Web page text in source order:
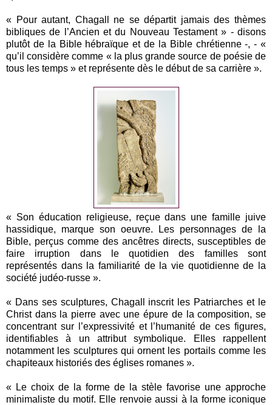
« Pour autant, Chagall ne se départit jamais des thèmes
bibliques de l’Ancien et du Nouveau Testament » - disons
plutôt de la Bible hébraïque et de la Bible chrétienne -, - «
qu’il considère comme « la plus grande source de poésie de
tous les temps » et représente dès le début de sa carrière ».
« Son éducation religieuse, reçue dans une famille juive
hassidique, marque son oeuvre. Les personnages de la
Bible, perçus comme des ancêtres directs, susceptibles de
faire irruption dans le quotidien des familles sont
représentés dans la familiarité de la vie quotidienne de la
société judéo-russe ».
« Dans ses sculptures, Chagall inscrit les Patriarches et le
Christ dans la pierre avec une épure de la composition, se
concentrant sur l’expressivité et l’humanité de ces figures,
identifiables à un attribut symbolique. Elles rappellent
notamment les sculptures qui ornent les portails comme les
chapiteaux historiés des églises romanes ».
« Le choix de la forme de la stèle favorise une approche
minimaliste du motif. Elle renvoie aussi à la forme iconique